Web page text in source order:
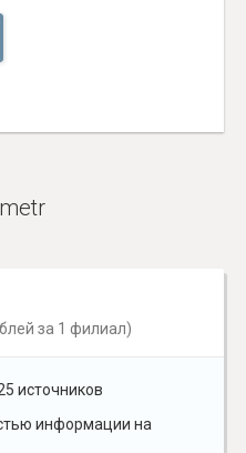
за 1 филиал)
источников
информации на